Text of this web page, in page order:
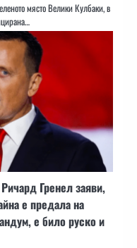
място Велики Кулбаки, в
Гренел заяви,
е предала на
е било руско и